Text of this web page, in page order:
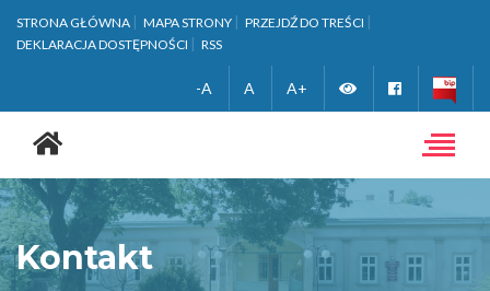
STRONA GŁÓWNA MAPA STRONY
PRZEJDŹ DO TREŚCI
DEKLARACJA DOSTĘPNOŚCI
RSS
-A A A+ Zmień
kontrastową
Facebook
Toggle
główna
Kontakt